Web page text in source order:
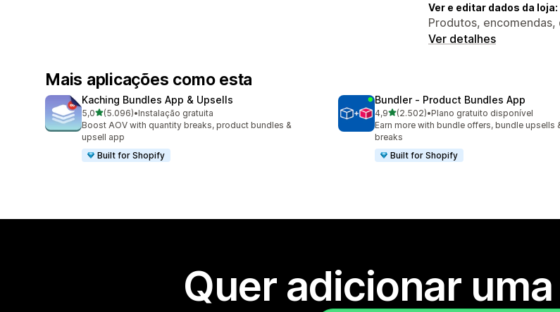
Ver e editar dados da loja:
Produtos,
Ver detalhes
Mais aplicações como esta
Kaching Bundles App & Upsells
5,0de 5 estrelas
(5.096)
5096 total de avaliações
•Instalação gratuita
Boost AOV with quantity breaks, product bundles &
upsell app
Built for Shopify
Bundler ‑ Product Bundles App
4,9de 5 estrelas
(2.502)
2502 total de avaliações
•Plano gratuito disponível
Earn more with bundle offers, bundle upsells
breaks
Built for Shopify
Quer adicionar